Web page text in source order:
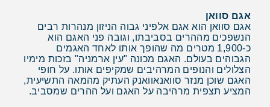
אגם סוואן
אגם סוואן הוא אגם אלפיני גבוה הניזון מנהרות רבים
הנשפכים מההרים בסביבתו, וגובה פני האגם הוא
כ-1,900 מטרים מה שהופך אותו לאחד האגמים
הגבוהים בעולם. האגם מכונה "עין ארמניה" בזכות מימיו
הצלולים והנופים המרהיבים שמקיפים אותו. על חופי
האגם שוכן מנזר סוואנאוואנק העתיק מהמאה התשיעית,
המציע תצפית מרהיבה על האגם ועל ההרים שמסביב.